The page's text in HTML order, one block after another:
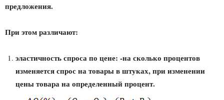
предложения.
При этом различают:
эластичность спроса по цене: -на сколько процентов
изменяется спрос на товары в штуках, при изменении
цены товара на определенный процент.